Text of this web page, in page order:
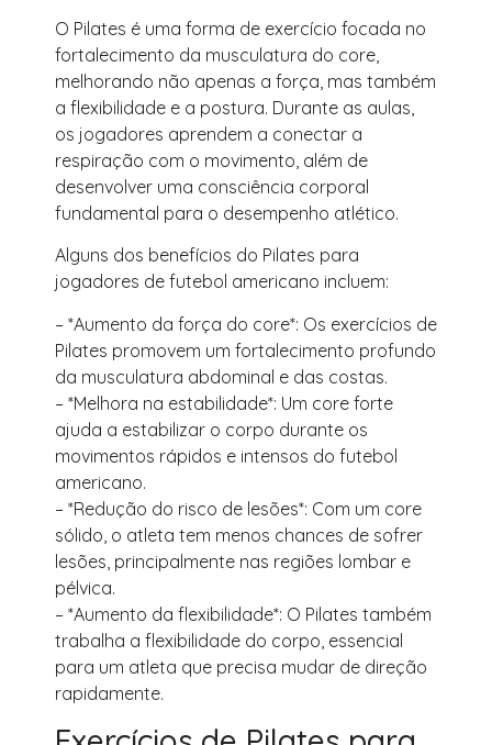
O Pilates é uma forma de exercício focada no
fortalecimento da musculatura do core,
melhorando não apenas a força, mas também
a flexibilidade e a postura. Durante as aulas,
os jogadores aprendem a conectar a
respiração com o movimento, além de
desenvolver uma consciência corporal
fundamental para o desempenho atlético.
Alguns dos benefícios do Pilates para
jogadores de futebol americano incluem:
– *Aumento da força do core*: Os exercícios de
Pilates promovem um fortalecimento profundo
da musculatura abdominal e das costas.
– *Melhora na estabilidade*: Um core forte
ajuda a estabilizar o corpo durante os
movimentos rápidos e intensos do futebol
americano.
– *Redução do risco de lesões*: Com um core
sólido, o atleta tem menos chances de sofrer
lesões, principalmente nas regiões lombar e
pélvica.
– *Aumento da flexibilidade*: O Pilates também
trabalha a flexibilidade do corpo, essencial
para um atleta que precisa mudar de direção
rapidamente.